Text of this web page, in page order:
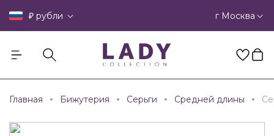
₽ рубли г Москва
Главная Бижутерия Серьги Средней длины